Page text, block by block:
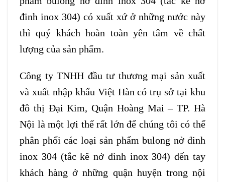
đinh inox 304) có xuất xứ ở những nước này
thì quý khách hoàn toàn yên tâm về chất
lượng của sản phẩm.
Công ty TNHH đầu tư thương mại sản xuất
và xuất nhập khẩu Việt Hàn có trụ sở tại khu
đô thị Đại Kim, Quận Hoàng Mai – TP. Hà
Nội là một lợi thế rất lớn để chúng tôi có thể
phân phối các loại sản phẩm bulong nở đinh
inox 304 (tắc kê nở đinh inox 304) đến tay
khách hàng ở những quận huyện trong nội